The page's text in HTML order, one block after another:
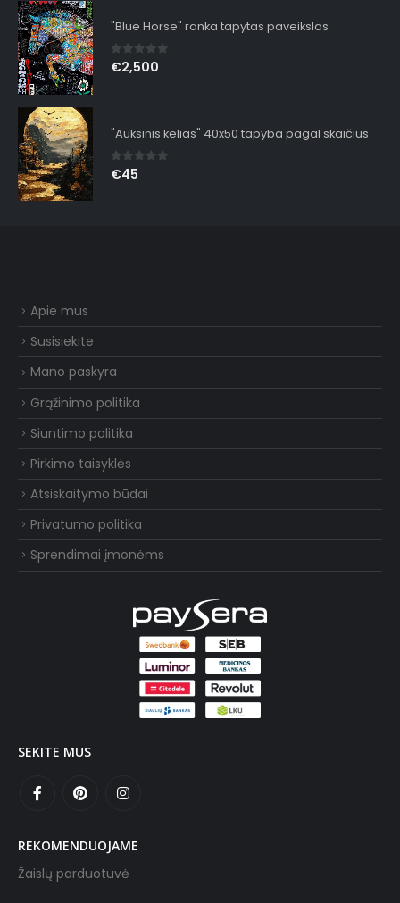
"Blue Horse" ranka tapytas paveikslas
0out of 5
€2,500
"Auksinis kelias" 40x50 tapyba pagal skaičius
0out of 5
€45
Apie mus
Susisiekite
Mano paskyra
Grąžinimo politika
Siuntimo politika
Pirkimo taisyklės
Atsiskaitymo būdai
Privatumo politika
Sprendimai įmonėms
SEKITE MUS
REKOMENDUOJAME
Žaislų parduotuvė